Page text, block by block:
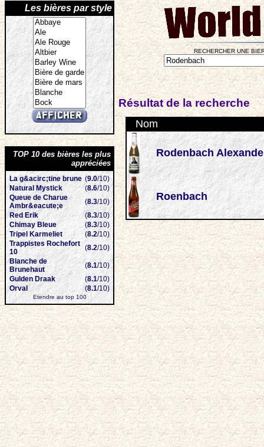
Les bières par style
TOP 10 des bières les plus
appréciées
La g&acirc;tine brune (9.0/10)
Natural Mystick
(8.6/10)
Queue de Charue
Ambr&eacute;e
(8.3/10)
Red Erik
(8.3/10)
Chimay Bleue
(8.3/10)
Tripel Karmeliet
(8.2/10)
Trappistes Rochefort
10
(8.2/10)
Blanche de
Brunehaut
(8.1/10)
Gulden Draak
(8.1/10)
Orval
(8.1/10)
Etendre au top 100
RECHERCHER UNE
Résultat de la recherche
Nom
Rodenbach
Roenbach